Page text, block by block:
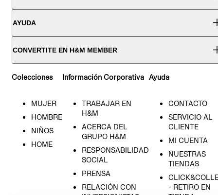
AYUDA
CONVERTITE EN H&M MEMBER
Colecciones
MUJER
HOMBRE
NIÑOS
HOME
Información Corporativa
TRABAJAR EN
H&M
ACERCA DEL
GRUPO H&M
RESPONSABILIDAD
SOCIAL
PRENSA
RELACIÓN CON
Ayuda
CONTACTO
SERVICIO AL
CLIENTE
MI CUENTA
NUESTRAS
TIENDAS
- RETIRO EN